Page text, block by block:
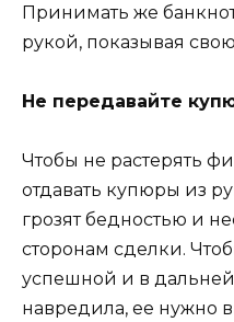
Принимать же
рукой, показывая
Не передавайте
Чтобы не растерять
отдавать купюры из
грозят бедностью и
сторонам сделки.
успешной и в
навредила, ее нужно